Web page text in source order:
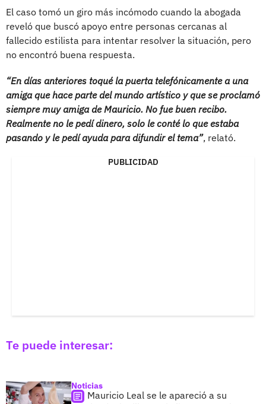
El caso tomó un giro más incómodo cuando la abogada
reveló que buscó apoyo entre personas cercanas al
fallecido estilista para intentar resolver la situación, pero
no encontró buena respuesta.
“En días anteriores toqué la puerta telefónicamente a una
amiga que hace parte del mundo artístico y que se proclamó
siempre muy amiga de Mauricio. No fue buen recibo.
Realmente no le pedí dinero, solo le conté lo que estaba
pasando y le pedí ayuda para difundir el tema”, relató.
PUBLICIDAD
Te puede interesar:
Noticias
Mauricio Leal se le apareció a su